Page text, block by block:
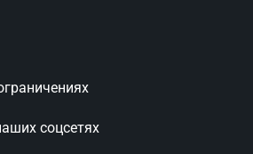
соцсетях